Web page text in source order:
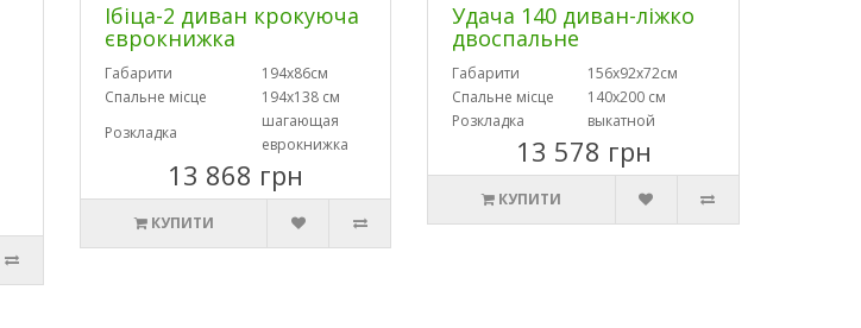
Ібіца-2 диван крокуюча
єврокнижка
Габарити
194х86см
Спальне місце
194х138 см
Розкладка
шагающая
еврокнижка
13 868 грн
КУПИТИ
Удача 140 диван-ліжко
двоспальне
Габарити
156х92х72см
Спальне місце
140х200 см
Розкладка
выкатной
13 578 грн
КУПИТИ